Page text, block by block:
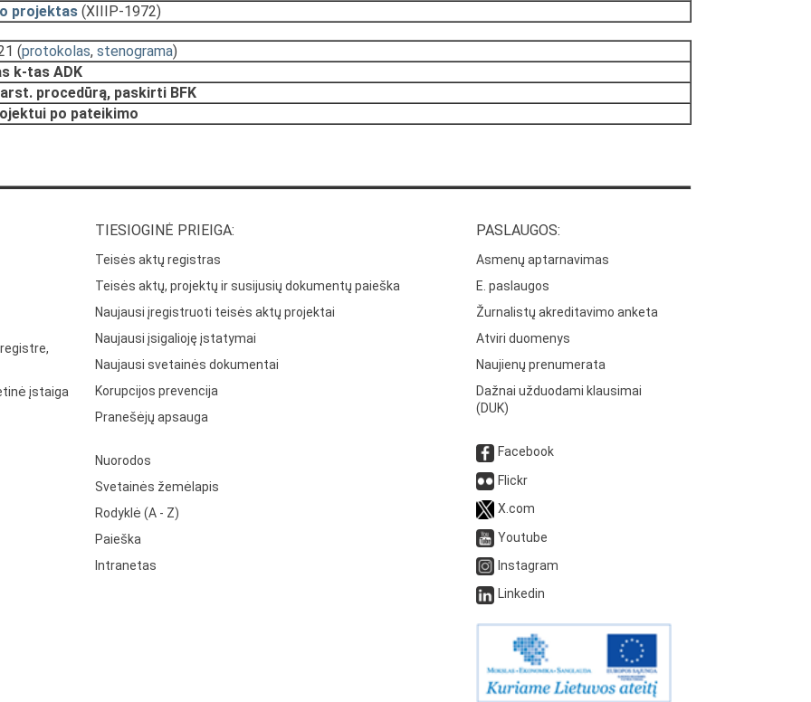
projektas (XIIIP-1972)
(protokolas, stenograma)
k-tas ADK
procedūrą, paskirti BFK
po pateikimo
įstaiga
TIESIOGINĖ PRIEIGA:
Teisės aktų registras
Teisės aktų, projektų ir susijusių dokumentų paieška
Naujausi įregistruoti teisės aktų projektai
Naujausi įsigalioję įstatymai
Naujausi svetainės dokumentai
Korupcijos prevencija
Pranešėjų apsauga
Nuorodos
Svetainės žemėlapis
Rodyklė (A - Z)
Paieška
Intranetas
PASLAUGOS:
Asmenų aptarnavimas
E. paslaugos
Žurnalistų akreditavimo anketa
Atviri duomenys
Naujienų prenumerata
Dažnai užduodami klausimai
(DUK)
Facebook
Flickr
X.com
Youtube
Instagram
Linkedin